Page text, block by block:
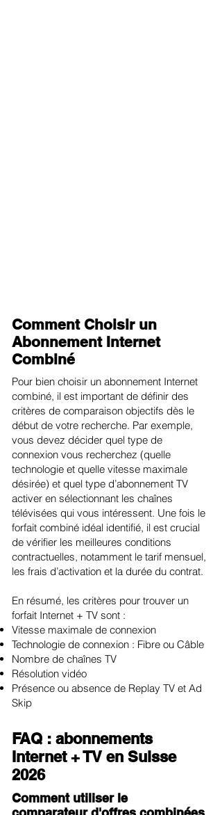
Comment Choisir un
Abonnement Internet
Combiné
Pour bien choisir un abonnement Internet
combiné, il est important de définir des
critères de comparaison objectifs dès le
début de votre recherche. Par exemple,
vous devez décider quel type de
connexion vous recherchez (quelle
technologie et quelle vitesse maximale
désirée) et quel type d’abonnement TV
activer en sélectionnant les chaînes
télévisées qui vous intéressent. Une fois le
forfait combiné idéal identifié, il est crucial
de vérifier les meilleures conditions
contractuelles, notamment le tarif mensuel,
les frais d’activation et la durée du contrat.
En résumé, les critères pour trouver un
forfait Internet + TV sont :
Vitesse maximale de connexion
Technologie de connexion : Fibre ou Câble
Nombre de chaînes TV
Résolution vidéo
Présence ou absence de Replay TV et Ad
Skip
FAQ : abonnements
Internet + TV en Suisse
2026
Comment utiliser le